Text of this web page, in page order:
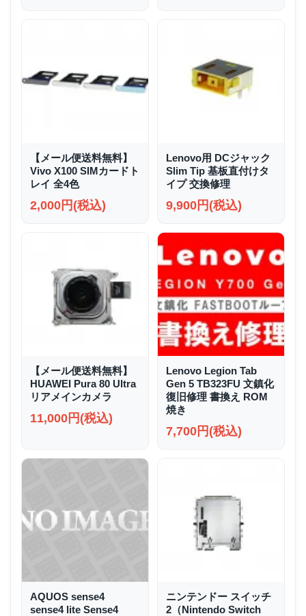
【メール便送料無料】
Vivo X100 SIMカードト
レイ 全4色
2,000円(税込)
Lenovo用 DCジャック
Slim Tip 基板直付けタ
イプ 交換修理
9,900円(税込)
【メール便送料無料】
HUAWEI Pura 80 Ultra
リアメインカメラ
11,000円(税込)
Lenovo Legion Tab
Gen 5 TB323FU 文鎮化
復旧修理 書換え ROM
焼き
7,700円(税込)
AQUOS sense4
sense4 lite Sense4
ニンテンドー スイッチ
2（Nintendo Switch